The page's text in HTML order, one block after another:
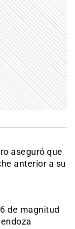
aseguró que
anterior a su
de magnitud